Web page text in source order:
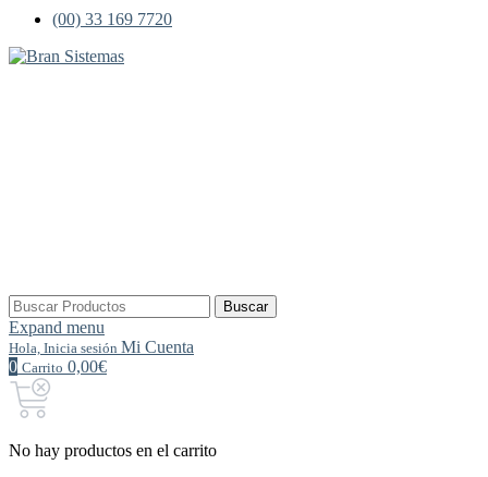
(00) 33 169 7720
Buscar
por:
Buscar
Expand menu
Hola, Inicia sesión Mi Cuenta
0 Carrito 0,00€
No hay productos en el carrito